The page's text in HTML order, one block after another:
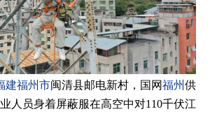
建福州市闽清县邮电新村，国网福州供
人员身着屏蔽服在高空中对110千伏江